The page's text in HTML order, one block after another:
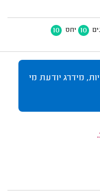
10 יחס 10
מידרג יודעת מי